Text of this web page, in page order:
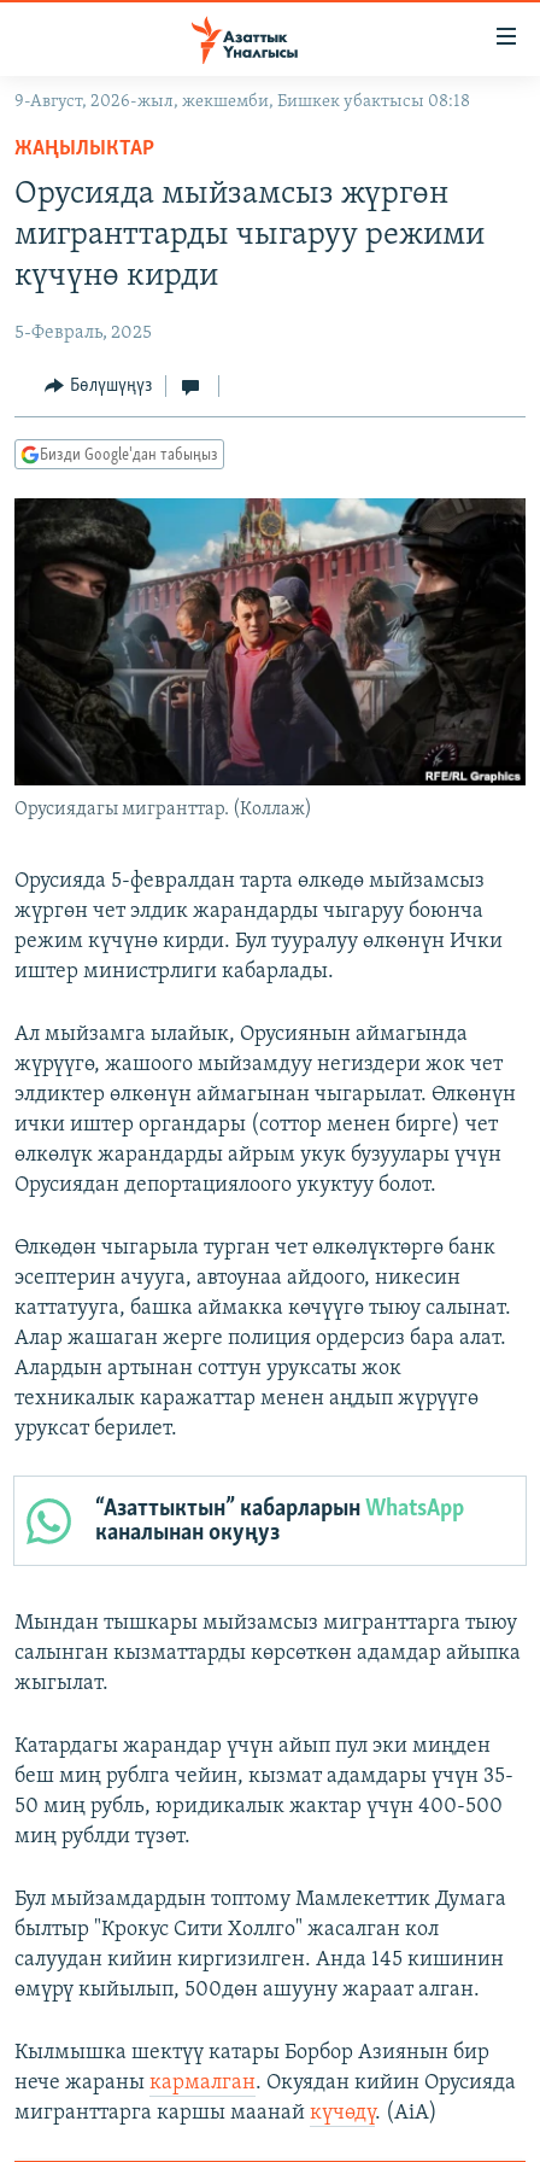
Навигацияга
өтүңүз
Издөөгө
салыңызКЫРГЫЗСТАН
МАДАНИЯТ
ДҮЙНӨ
УКРАИНА
ТВ ПРОГРАММАЛАР
БҮГҮН АЗАТТЫКТА
ДАНИСТЕ
ЭЖЕ-СИҢДИЛЕР
ЫҢГАЙСЫЗ СУРООЛОР
ПОДКАСТ
Русский
ОНЛАЙН ШЕРИНЕ
ЭЕ/АРнун бардык сайттары
9-Август, 2026-жыл, жекшемби, Бишкек убактысы 08:18
ЖАҢЫЛЫКТАР
Орусияда мыйзамсыз жүргөн
мигранттарды чыгаруу режими
күчүнө кирди
5-Февраль, 2025
Бөлүшүңүз
Бизди Google'дан табыңыз
Орусиядагы мигранттар. (Коллаж)
Орусияда 5-февралдан тарта өлкөдө мыйзамсыз
жүргөн чет элдик жарандарды чыгаруу боюнча
режим күчүнө кирди. Бул тууралуу өлкөнүн Ички
иштер министрлиги кабарлады.
Ал мыйзамга ылайык, Орусиянын аймагында
жүрүүгө, жашоого мыйзамдуу негиздери жок чет
элдиктер өлкөнүн аймагынан чыгарылат. Өлкөнүн
ички иштер органдары (соттор менен бирге) чет
өлкөлүк жарандарды айрым укук бузуулары үчүн
Орусиядан депортациялоого укуктуу болот.
Өлкөдөн чыгарыла турган чет өлкөлүктөргө банк
эсептерин ачууга, автоунаа айдоого, никесин
каттатууга, башка аймакка көчүүгө тыюу салынат.
Алар жашаган жерге полиция ордерсиз бара алат.
Алардын артынан соттун уруксаты жок
техникалык каражаттар менен аңдып жүрүүгө
уруксат берилет.
“Азаттыктын” кабарларынWhatsApp
каналынан окуңуз
Мындан тышкары мыйзамсыз мигранттарга тыюу
салынган кызматтарды көрсөткөн адамдар айыпка
жыгылат.
Катардагы жарандар үчүн айып пул эки миңден
беш миң рублга чейин, кызмат адамдары үчүн 35-
50 миң рубль, юридикалык жактар үчүн 400-500
миң рублди түзөт.
Бул мыйзамдардын топтому Мамлекеттик Думага
былтыр "Крокус Сити Холлго" жасалган кол
салуудан кийин киргизилген. Анда 145 кишинин
өмүрү кыйылып, 500дөн ашууну жараат алган.
Кылмышка шектүү катары Борбор Азиянын бир
нече жараны кармалган. Окуядан кийин Орусияда
мигранттарга каршы маанай күчөдү. (AiA)